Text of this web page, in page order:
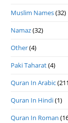
Muslim Names(32)
Namaz(32)
Other(4)
Paki Taharat(4)
Quran In Arabic
Quran In Hindi(1)
Quran In Roman